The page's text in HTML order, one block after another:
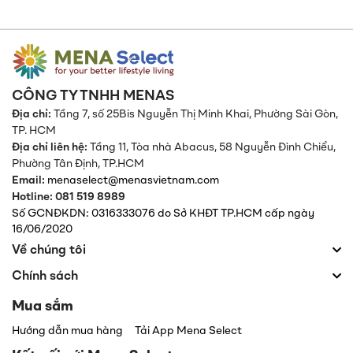
CÔNG TY TNHH MENAS
Địa chỉ:Tầng 7, số 25Bis Nguyễn Thị Minh Khai, Phường Sài Gòn,
TP. HCM
Địa chỉ liên hệ:Tầng 11, Tòa nhà Abacus, 58 Nguyễn Đình Chiểu,
Phường Tân Định,TP.HCM
Email: menaselect@menasvietnam.com
Hotline: 081 519 8989
Số GCNĐKDN: 0316333076 do Sở KHĐT TP.HCM cấp ngày
16/06/2020
Về chúng tôi
Chính sách
Mua sắm
Hướng dẫn mua hàng Tải App Mena Select